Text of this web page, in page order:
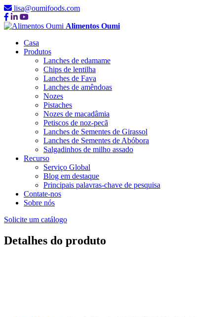
lisa@oumifoods.com
Alimentos Oumi
Casa
Produtos
Lanches de edamame
Chips de lentilha
Lanches de Fava
Lanches de amêndoas
Nozes
Pistaches
Nozes de macadâmia
Petiscos de noz-pecã
Lanches de Sementes de Girassol
Lanches de Sementes de Abóbora
Salgadinhos de milho assado
Recurso
Serviço Global
Blog em destaque
Principais palavras-chave de pesquisa
Contate-nos
Sobre nós
Solicite um catálogo
Detalhes do produto